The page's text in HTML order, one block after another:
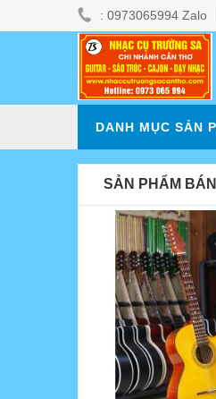
: 0973065994 Zalo
DANH MỤC SẢN
SẢN PHẨM